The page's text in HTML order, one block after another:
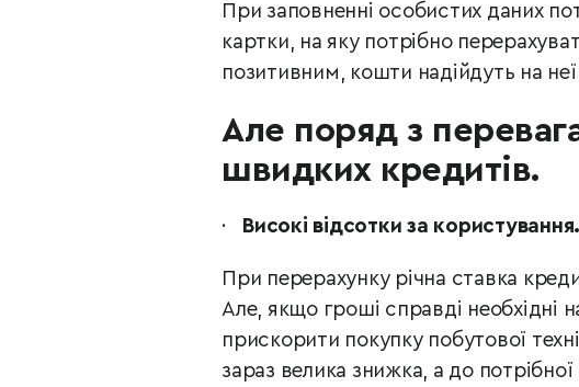
При заповненні особистих даних
картки, на яку потрібно
позитивним, кошти надійдуть на неї
Але поряд з
швидких кредитів.
· Високі відсотки за користування.
При перерахунку річна ставка
Але, якщо гроші справді необхідні
прискорити покупку побутової
зараз велика знижка, а до